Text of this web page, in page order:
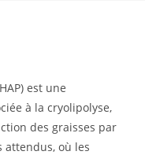
est une
à la cryolipolyse,
des graisses par
où les